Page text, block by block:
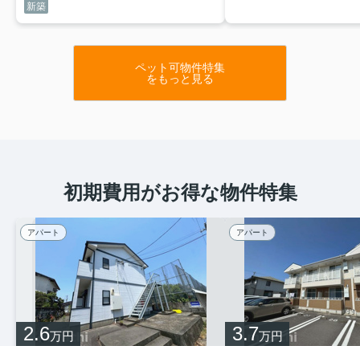
新築
ペット可物件特集
をもっと見る
初期費用がお得な物件特集
アパート
2.6万円
アパート
3.7万円